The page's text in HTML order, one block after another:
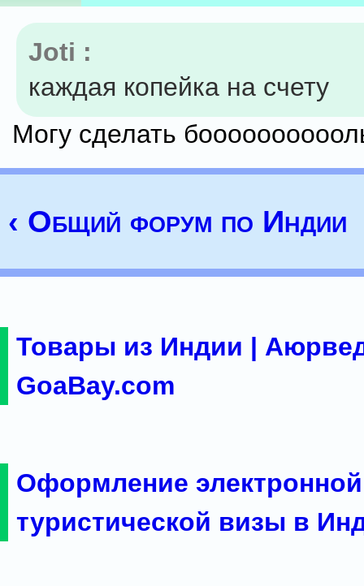
Joti :
каждая копейка на счету
Могу сделать
‹ Общий форум по Индии
Товары из Индии |
GoaBay.com
Оформление электронной
туристической визы в